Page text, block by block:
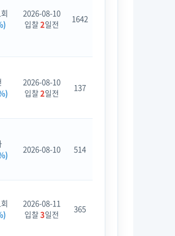
2026-08-10
입찰2일전 1642
2026-08-10
입찰2일전 137
2026-08-10 514
2026-08-11
입찰3일전 365